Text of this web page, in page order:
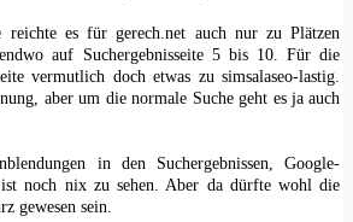
reichte es für gerech.net auch nur zu Plätzen
auf Suchergebnisseite 5 bis 10. Für die
vermutlich doch etwas zu simsalaseo-lastig.
aber um die normale Suche geht es ja auch
in den Suchergebnissen, Google-
ist noch nix zu sehen. Aber da dürfte wohl die
gewesen sein.